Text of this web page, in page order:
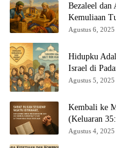
Bezaleel
Kemuliaan
Agustus 6, 2025
Hidupku
Israel di
Agustus 5, 2025
Kembali ke
(Keluaran
Agustus 4, 2025